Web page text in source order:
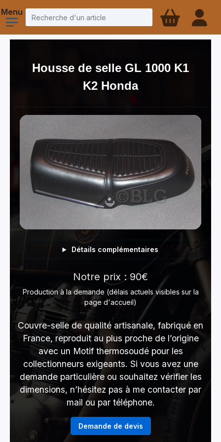
Housse de selle GL 1000 K1
K2 Honda
Détails complémentaires
Notre prix : 90€
Production à la demande (délais actuels visibles sur la
page d'accueil)
Couvre-selle de qualité artisanale, fabriqué en
France, reproduit au plus proche de l’origine
avec un Motif thermosoudé pour les
collectionneurs exigeants. Si vous avez une
demande particulière ou souhaitez vérifier les
dimensions, n’hésitez pas à me contacter par
mail ou par téléphone.
Demande de devis